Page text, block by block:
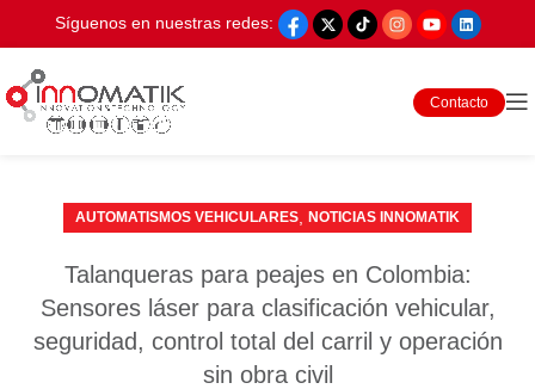
Síguenos en nuestras redes:
Contacto
AUTOMATISMOS VEHICULARES NOTICIAS INNOMATIK
Talanqueras para peajes en Colombia:
Sensores láser para clasificación vehicular,
seguridad, control total del carril y operación
sin obra civil